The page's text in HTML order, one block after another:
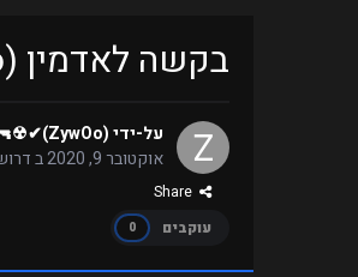
בקשה לאדמין (ZywOo)✔︎☢︎︎🔫 לשרת Retakes
על-ידי(ZywOo)✔︎☢︎︎🔫
אוקטובר 9, 2020
ב
עוקבים
0